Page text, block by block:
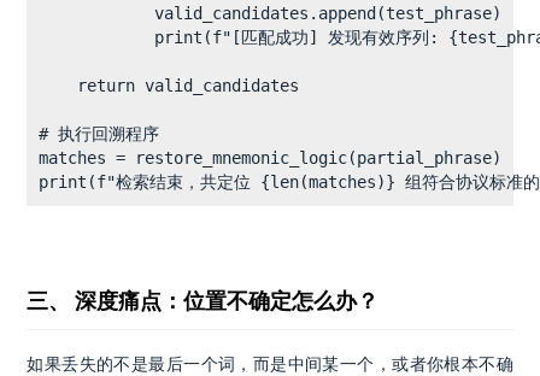
valid_candidates.append(test_phrase)
print(f"[匹配成功] 发现有效序列:
return valid_candidates
# 执行回溯程序
matches = restore_mnemonic_logic(partial_phrase)
print(f"检索结束，共定位 {len(matches)} 组符合协议标准
三、 深度痛点：位置不确定怎么办？
如果丢失的不是最后一个词，而是中间某一个，或者你根本不确